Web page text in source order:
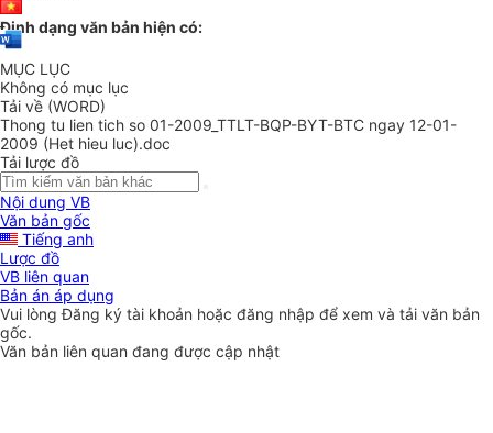
Định dạng văn bản hiện có:
MỤC LỤC
Không có mục lục
Tải về (WORD)
Thong tu lien tich so 01-2009_TTLT-BQP-BYT-BTC ngay 12-01-
2009 (Het hieu luc).doc
Tải lược đồ
Nội dung VB
Văn bản gốc
Tiếng anh
Lược đồ
VB liên quan
Bản án áp dụng
Vui lòngĐăng ký tài khoản hoặc đăng nhập để xem và tải văn bản
gốc.
Văn bản liên quan đang được cập nhật